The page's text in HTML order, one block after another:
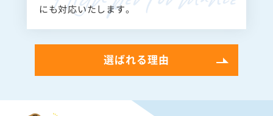
にも対応いたします。
選ばれる理由